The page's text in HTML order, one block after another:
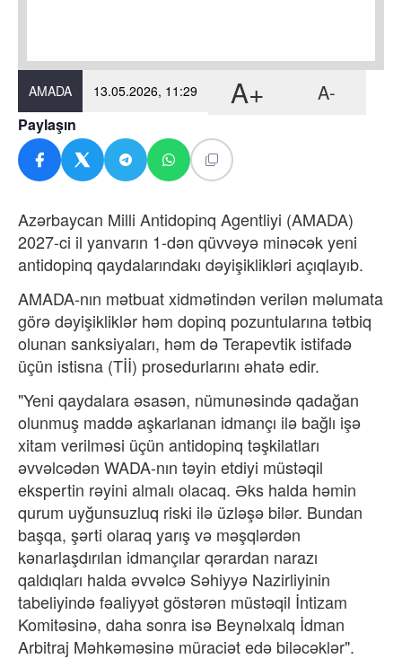
AMADA 13.05.2026, 11:29 A+ A-
Paylaşın
Azərbaycan Milli Antidopinq Agentliyi (AMADA)
2027-ci il yanvarın 1-dən qüvvəyə minəcək yeni
antidopinq qaydalarındakı dəyişiklikləri açıqlayıb.
AMADA-nın mətbuat xidmətindən verilən məlumata
görədəyişikliklər həm dopinq pozuntularına tətbiq
olunan sanksiyaları, həm də Terapevtik istifadə
üçün istisna (Tİİ) prosedurlarını əhatə edir.
"Yeni qaydalara əsasən, nümunəsində qadağan
olunmuş maddə aşkarlanan idmançı ilə bağlı işə
xitam verilməsi üçün antidopinq təşkilatları
əvvəlcədən WADA-nın təyin etdiyi müstəqil
ekspertin rəyini almalı olacaq. Əks halda həmin
qurum uyğunsuzluq riski ilə üzləşə bilər. Bundan
başqa, şərti olaraq yarış və məşqlərdən
kənarlaşdırılan idmançılar qərardan narazı
qaldıqları halda əvvəlcə Səhiyyə Nazirliyinin
tabeliyində fəaliyyət göstərən müstəqil İntizam
Komitəsinə, daha sonra isə Beynəlxalq İdman
Arbitraj Məhkəməsinə müraciət edə biləcəklər".